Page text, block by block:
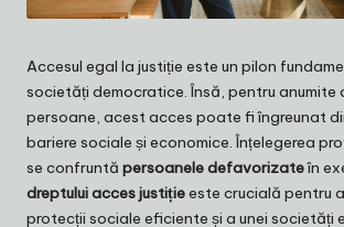
Accesul egal la justiție este un pilon
societăți democratice. Însă, pentru anumite
persoane, acest acces poate fi îngreunat
bariere sociale și economice. Înțelegerea
se confruntă persoanele defavorizateîn
dreptului acces justițieeste crucială pentru
protecții sociale eficiente și a unei societăți